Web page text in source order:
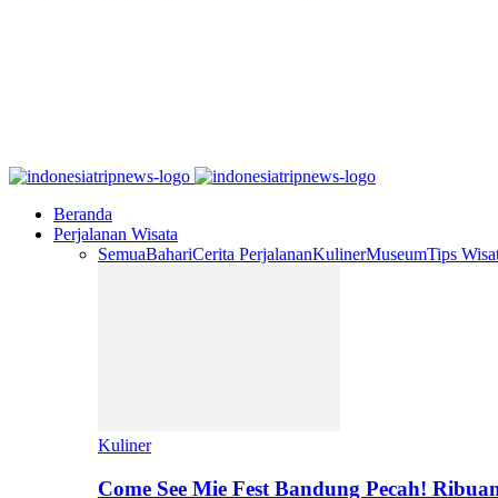
Beranda
Perjalanan Wisata
SemuaBahariCerita PerjalananKulinerMuseumTips
Kuliner
Come See Mie Fest Bandung Pecah!